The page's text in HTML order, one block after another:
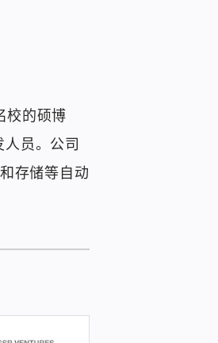
校的硕博
员。公司
存储等自动